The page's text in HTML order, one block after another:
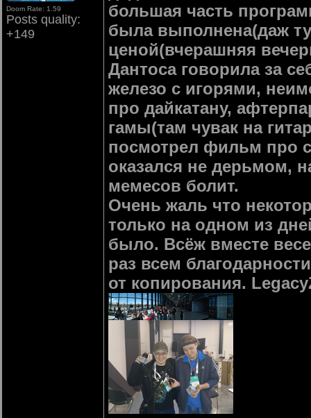
Doom Rate: 1.59
Posts quality:
+149
большая часть
была выполнена(даж
ценой(вчерашняя
Дантоса говорила за
железо с игорями,
про дайкатану,
гамы(там чувак на
посмотрел фильм про
оказался не дерьмом,
мемесов болит.
Очень жаль что
только на одном из
было. Всёж вместе
раз всем
от копирования.